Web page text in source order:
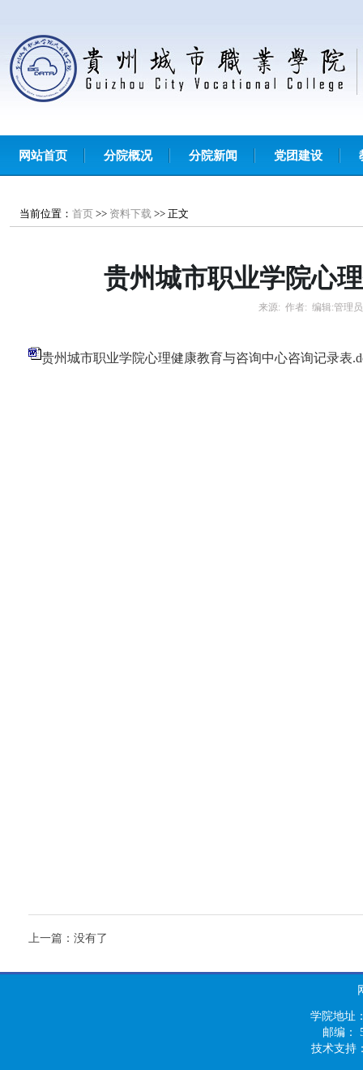
网站首页 分院概况 分院新闻 党团建设
当前位置： 首页 >> 资料下载 >> 正文
贵州城市职业学院心
来源: 作者: 编辑:管理员
贵州城市职业学院心理健康教育与咨询中心咨询记录表
上一篇：没有了
学院地址
邮编：
技术支持